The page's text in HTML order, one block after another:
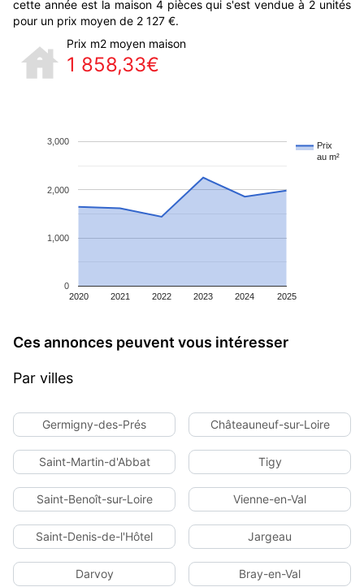
cette année est la maison 4 pièces qui s'est vendue à 2 unités
pour un prix moyen de 2 127 €.
Prix m2 moyen maison
1 858,33€
Prix
au m²
2020 2021 2022 2023 2024 2025
0
1,000
2,000
3,000
Ces annonces peuvent vous intéresser
Par villes
Germigny-des-Prés Châteauneuf-sur-Loire
Saint-Martin-d'Abbat Tigy
Saint-Benoît-sur-Loire Vienne-en-Val
Saint-Denis-de-l'Hôtel Jargeau
Darvoy Bray-en-Val